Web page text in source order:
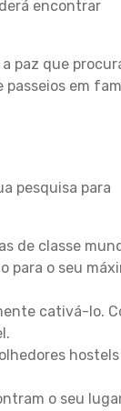
encontrar
paz que
em
pesquisa para
de classe
para o seu
cativá-lo.
hostels
o seu